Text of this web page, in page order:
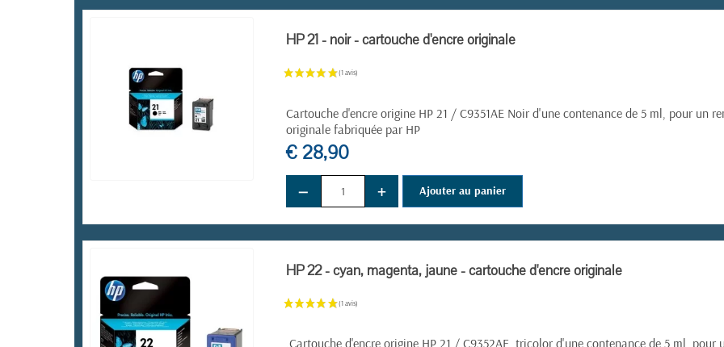
HP 21 - noir - cartouche d'encre originale
Cartouche d'encre origine HP 21 / C9351AE Noir d'une contenance de 5 ml, pour un
originale fabriquée par HP
€ 28,90
− + Ajouter au panier
HP 22 - cyan, magenta, jaune - cartouche d'encre originale
.Cartouche d'encre origine HP 21 / C9352AE tricolor d'une contenance de 5 ml, pour